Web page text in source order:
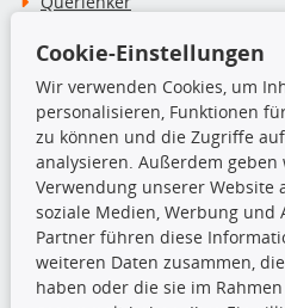
Stoßdämpfer
TecDoc Inside
Die hier angezeigten Daten
nicht kopiert werden.
Cookie-Einstellungen
Wir verwenden Cookies, um
personalisieren, Funktionen
zu können und die Zugriffe
analysieren. Außerdem
Verwendung unserer Website
soziale Medien, Werbung und
Partner führen diese
weiteren Daten zusammen,
haben oder die sie im